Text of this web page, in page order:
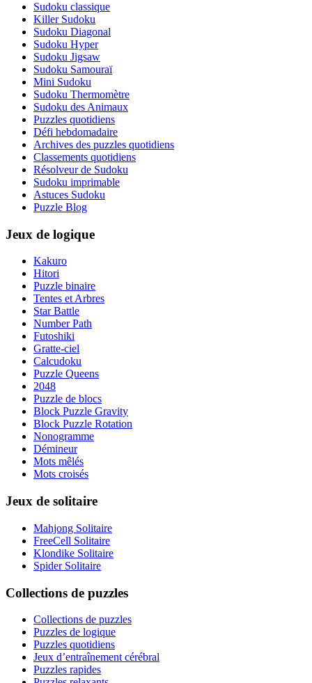
Sudoku classique
Killer Sudoku
Sudoku Diagonal
Sudoku Hyper
Sudoku Jigsaw
Sudoku Samouraï
Mini Sudoku
Sudoku Thermomètre
Sudoku des Animaux
Puzzles quotidiens
Défi hebdomadaire
Archives des puzzles quotidiens
Classements quotidiens
Résolveur de Sudoku
Sudoku imprimable
Astuces Sudoku
Puzzle Blog
Jeux de logique
Kakuro
Hitori
Puzzle binaire
Tentes et Arbres
Star Battle
Number Path
Futoshiki
Gratte-ciel
Calcudoku
Puzzle Queens
2048
Puzzle de blocs
Block Puzzle Gravity
Block Puzzle Rotation
Nonogramme
Démineur
Mots mêlés
Mots croisés
Jeux de solitaire
Mahjong Solitaire
FreeCell Solitaire
Klondike Solitaire
Spider Solitaire
Collections de puzzles
Collections de puzzles
Puzzles de logique
Puzzles quotidiens
Jeux d’entraînement cérébral
Puzzles rapides